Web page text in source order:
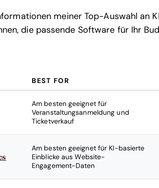
meiner Top-Auswahl an
die passende Software für Ihr
BEST FOR
Am besten geeignet für
Veranstaltungsanmeldung und
Ticketverkauf
Am besten geeignet für KI-basierte
Einblicke aus Website-
Engagement-Daten